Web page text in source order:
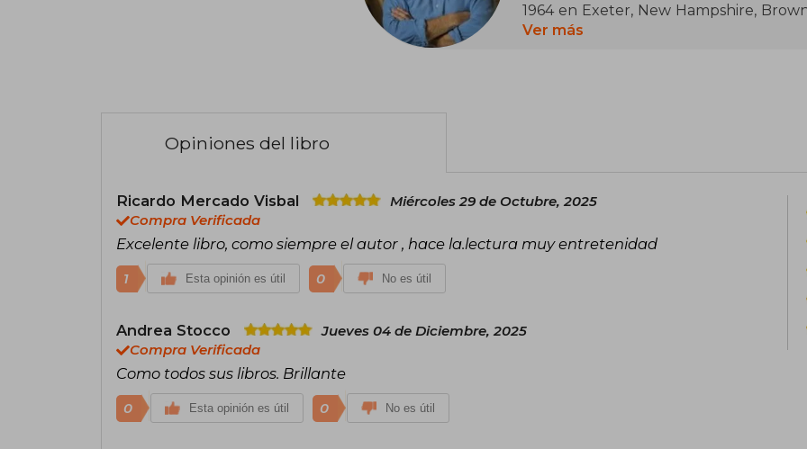
1964 en Exeter, New Hampshire,
influenciado por la música, las
aunque fue con El código Da Vinci
El éxito de El código Da Vinci
leídos del mundo. Esta obra, que
historia, ha sido traducida a más de
ejemplares. Desde entonces, los
(2013) y Origen (2017), todas
simbología Robert Langdon.
Ver más
Opiniones del libro
Ricardo Mercado Visbal
Miércoles 29 de Octubre, 2025
Compra Verificada
Excelente libro, como siempre el autor , hace la.lectura muy entretenidad
1 Esta opinión es útil 0 No es útil
Andrea Stocco
Jueves 04 de Diciembre, 2025
Compra Verificada
Como todos sus libros. Brillante
0 Esta opinión es útil 0 No es útil